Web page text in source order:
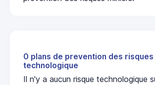
0 plans de prevention des risques
technologique
Il n'y a aucun risque technologique